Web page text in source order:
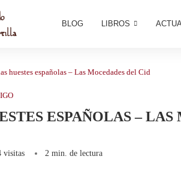
BLOG LIBROS
huestes españolas – Las Mocedades del Cid
ESPAÑOLAS – LAS
visitas 2 min. de lectura